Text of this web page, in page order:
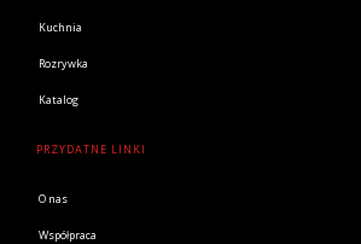
Kuchnia
Rozrywka
Katalog
PRZYDATNE LINKI
O nas
Współpraca